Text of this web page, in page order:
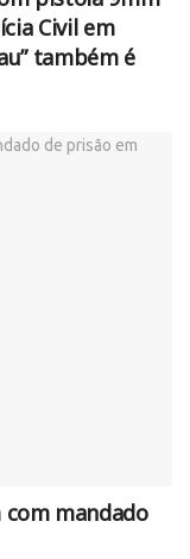
Civil em
também é
com mandado